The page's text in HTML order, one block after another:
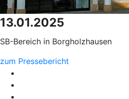
13.01.2025
SB-Bereich in Borgholzhausen
zum Pressebericht